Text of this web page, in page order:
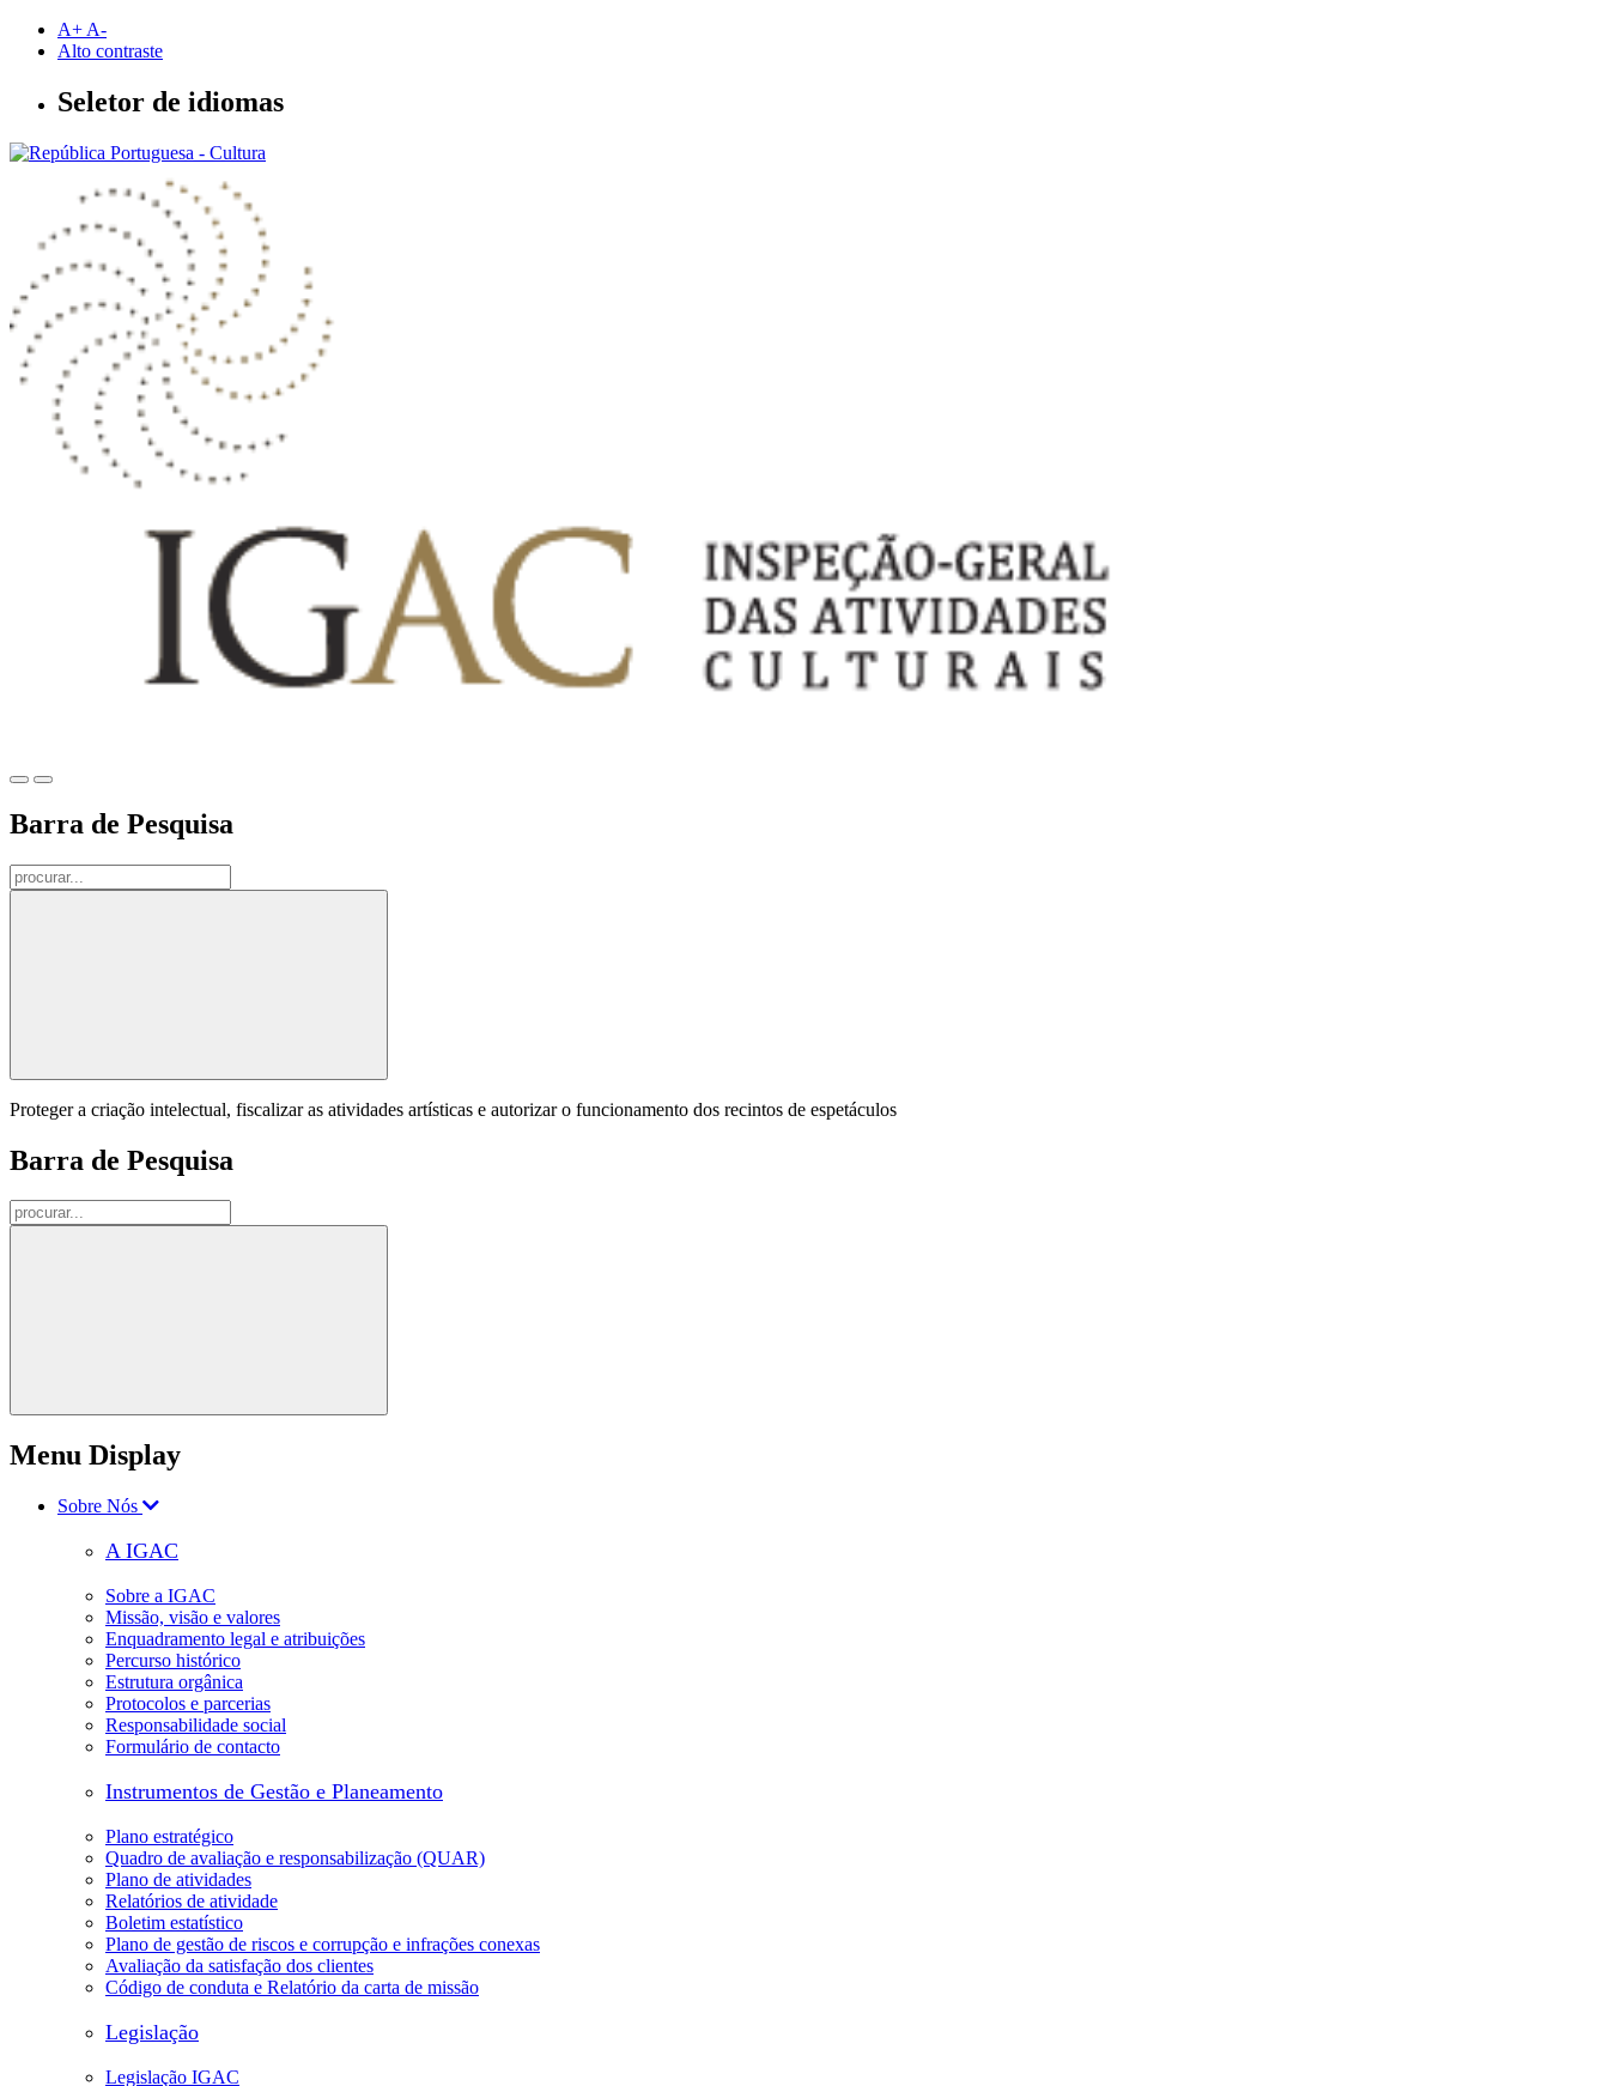
Saltar
para
principal
A+ A-
Alto contraste
Seletor de idiomas
Barra de Pesquisa
Proteger a criação intelectual, fiscalizar as atividades artísticas e autorizar o funcionamento dos recintos de espetáculos
Barra de Pesquisa
Menu Display
Sobre Nós
A IGAC
Sobre a IGAC
Missão, visão e valores
Enquadramento legal e atribuições
Percurso histórico
Estrutura orgânica
Protocolos e parcerias
Responsabilidade social
Formulário de contacto
Instrumentos de Gestão e Planeamento
Plano estratégico
Quadro de avaliação e responsabilização (QUAR)
Plano de atividades
Relatórios de atividade
Boletim estatístico
Plano de gestão de riscos e corrupção e infrações conexas
Avaliação da satisfação dos clientes
Código de conduta e Relatório da carta de missão
Legislação
Legislação IGAC